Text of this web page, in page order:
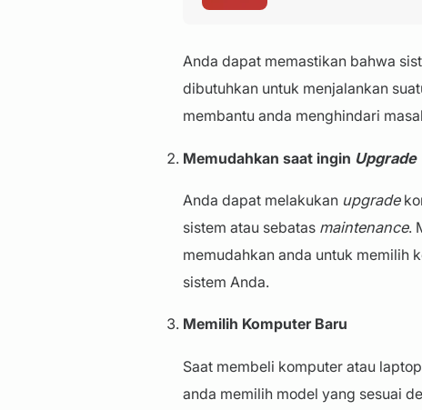
Anda dapat memastikan bahwa
dibutuhkan untuk menjalankan
membantu anda menghindari
Memudahkan saat ingin Upgrade
Anda dapat melakukan upgrade
sistem atau sebatas maintenance.
memudahkan anda untuk memilih
sistem Anda.
Memilih Komputer Baru
Saat membeli komputer atau
anda memilih model yang sesuai